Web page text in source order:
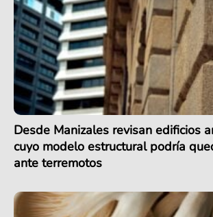
Desde Manizales revisan edificios
cuyo modelo estructural podría
ante terremotos